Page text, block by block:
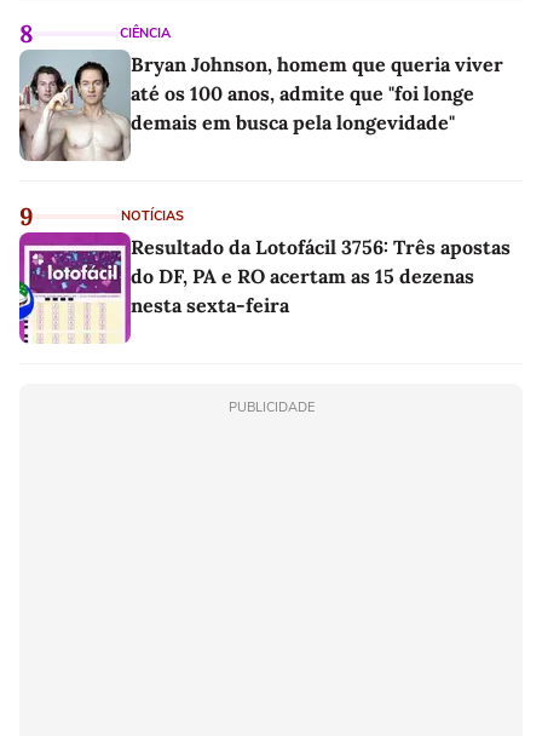
8 CIÊNCIA
Bryan Johnson, homem que queria viver
até os 100 anos, admite que "foi longe
demais em busca pela longevidade"
9 NOTÍCIAS
Resultado da Lotofácil 3756: Três apostas
do DF, PA e RO acertam as 15 dezenas
nesta sexta-feira
PUBLICIDADE